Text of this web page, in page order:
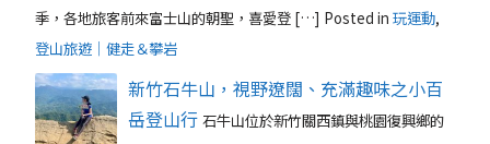
季，各地旅客前來富士山的朝聖，喜愛登 […] Posted in 玩運動,
登山旅遊｜健走＆攀岩
新竹石牛山，視野遼闊、充滿趣味之小百
岳登山行 石牛山位於新竹關西鎮與桃園復興鄉的